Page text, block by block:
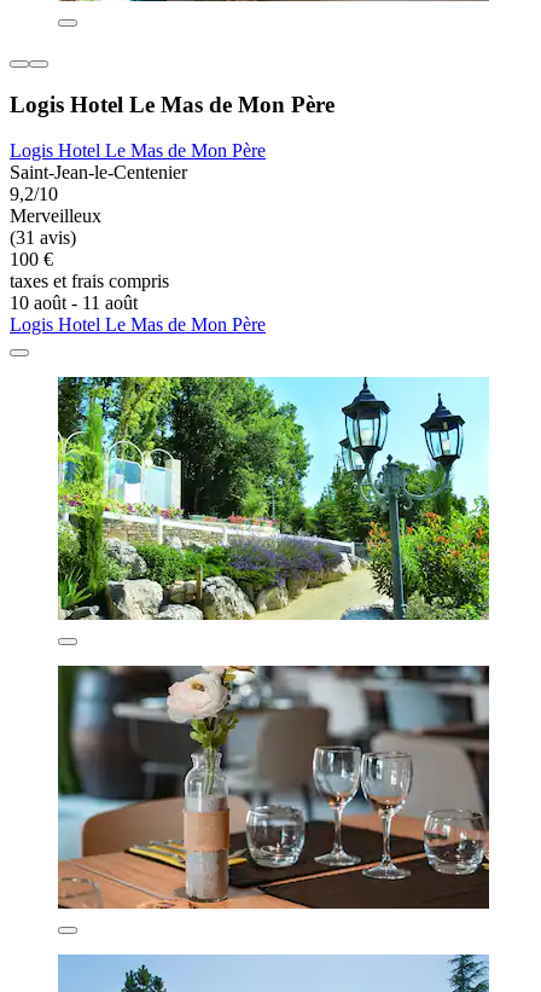
Logis Hotel Le Mas de Mon Père
Logis Hotel Le Mas de Mon Père
Saint-Jean-le-Centenier
9,2/10
Merveilleux
(31 avis)
100 €
taxes et frais compris
10 août - 11 août
Logis Hotel Le Mas de Mon Père